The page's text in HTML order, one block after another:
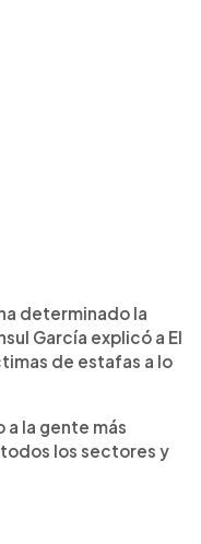
determinado la
García explicó a El
de estafas a lo
la gente más
los sectores y